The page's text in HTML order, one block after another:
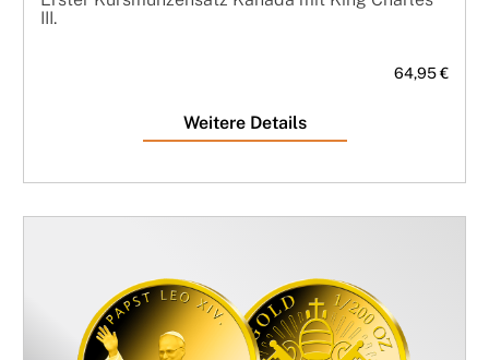
III.
64,95 €
Weitere Details